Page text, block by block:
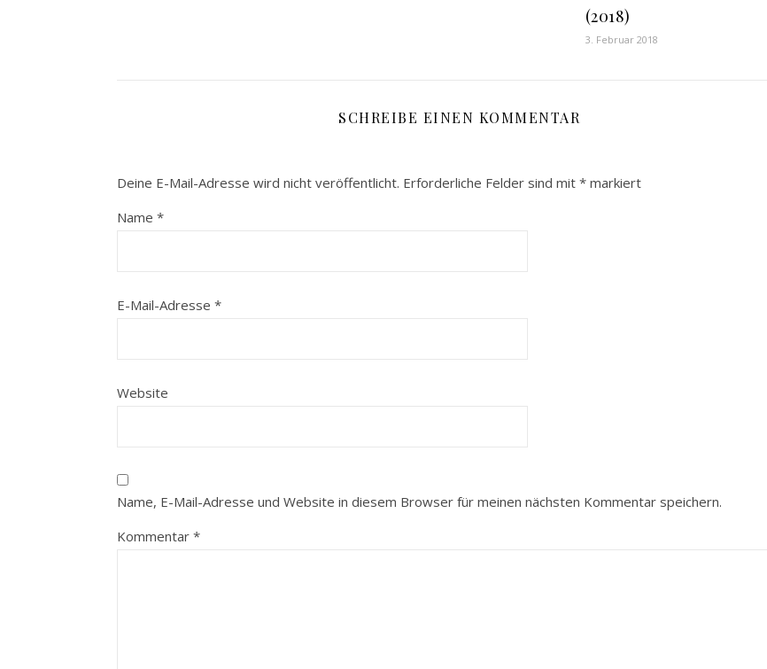
(2018)
3. Februar 2018
SCHREIBE EINEN KOMMENTAR
Deine E-Mail-Adresse wird nicht veröffentlicht. Erforderliche Felder sind mit * markiert
Name *
E-Mail-Adresse *
Website
Name, E-Mail-Adresse und Website in diesem Browser für meinen nächsten Kommentar speichern.
Kommentar *